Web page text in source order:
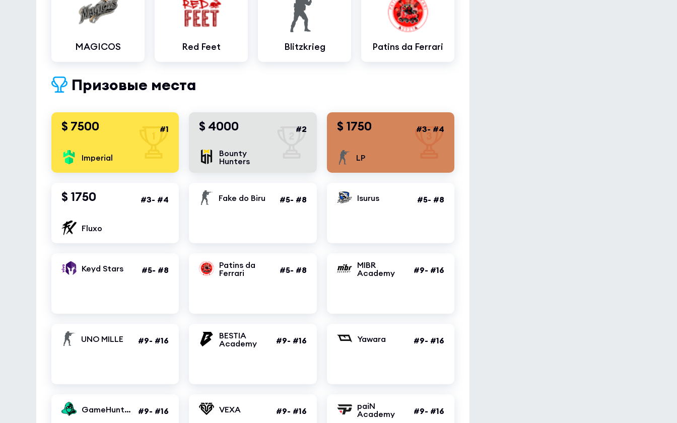
MAGICOS Red Feet Blitzkrieg Patins da Ferrari
Призовые места
#1
$ 7500
Imperial
#2
$ 4000
Bounty
Hunters
#3- #4
$ 1750
LP
#3- #4
$ 1750
Fluxo
#5- #8
Fake do Biru #5- #8
Isurus
#5- #8
Keyd Stars #5- #8
Patins da
Ferrari
#9- #16
MIBR
Academy
#9- #16
UNO MILLE #9- #16
BESTIA
Academy
#9- #16
Yawara
#9- #16
GameHunters #9- #16
VEXA #9- #16
paiN
Academy